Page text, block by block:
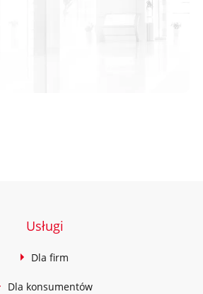
Usługi
Dla firm
Dla konsumentów